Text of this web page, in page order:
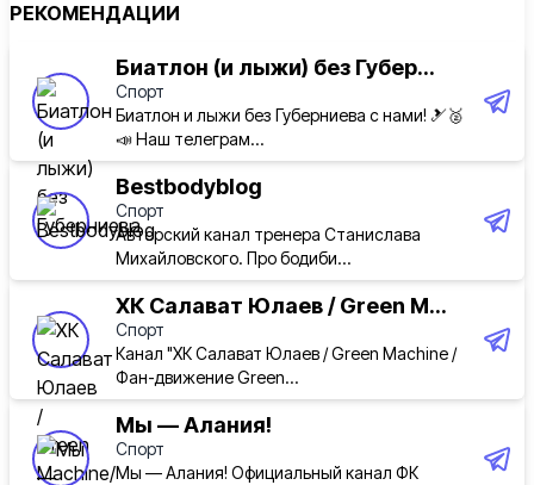
РЕКОМЕНДАЦИИ
Биатлон (и лыжи) без Губер...
Спорт
Биатлон и лыжи без Губерниева с нами! 🎿🥈
📣 Наш телеграм...
Bestbodyblog
Спорт
Авторский канал тренера Станислава
Михайловского. Про бодиби...
ХК Салават Юлаев / Green M...
Спорт
Канал "ХК Салават Юлаев / Green Machine /
Фан-движение Green...
Мы — Алания!
Спорт
Мы — Алания! Официальный канал ФК